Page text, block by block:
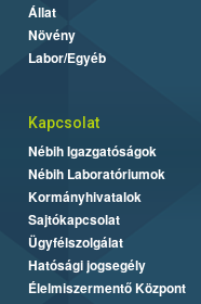
Állat
Növény
Labor/Egyéb
Kapcsolat
Nébih Igazgatóságok
Nébih Laboratóriumok
Kormányhivatalok
Sajtókapcsolat
Ügyfélszolgálat
Hatósági jogsegély
Élelmiszermentő Központ